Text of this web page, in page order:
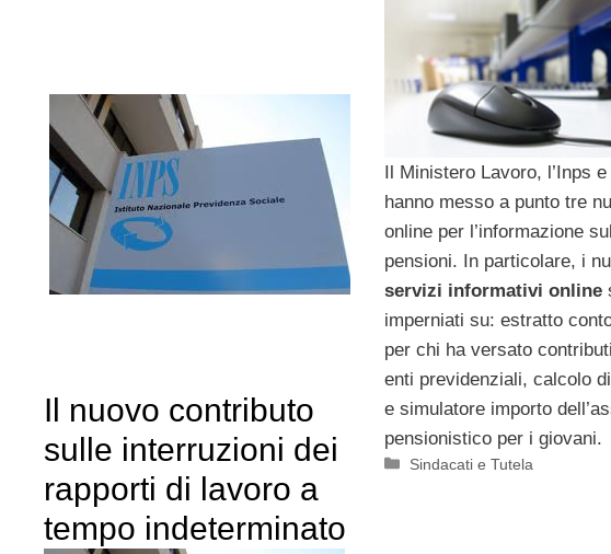
Il Ministero Lavoro, l’Inps e
hanno messo a punto tre
online per l’informazione
pensioni. In particolare, i
servizi informativi online
imperniati su: estratto
per chi ha versato
enti previdenziali, calcolo
e simulatore importo
pensionistico per i giovani.
Categorie
Sindacati e Tutela
Il nuovo contributo
sulle interruzioni dei
rapporti di lavoro a
tempo indeterminato